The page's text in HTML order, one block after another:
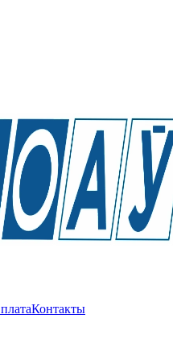
Контакты